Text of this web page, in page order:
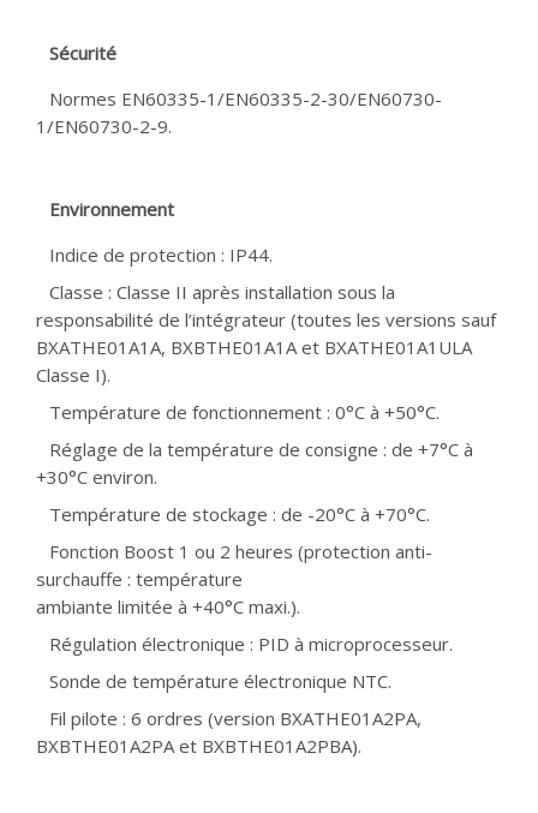
Sécurité
Normes EN60335-1/EN60335-2-30/EN60730-
1/EN60730-2-9.
Environnement
Indice de protection : IP44.
Classe : Classe II après installation sous la
responsabilité de l’intégrateur (toutes les versions sauf
BXATHE01A1A, BXBTHE01A1A et BXATHE01A1ULA
Classe I).
Température de fonctionnement : 0°C à +50°C.
Réglage de la température de consigne : de +7°C à
+30°C environ.
Température de stockage : de -20°C à +70°C.
Fonction Boost 1 ou 2 heures (protection anti-
surchauffe : température
ambiante limitée à +40°C maxi.).
Régulation électronique : PID à microprocesseur.
Sonde de température électronique NTC.
Fil pilote : 6 ordres (version BXATHE01A2PA,
BXBTHE01A2PA et BXBTHE01A2PBA).